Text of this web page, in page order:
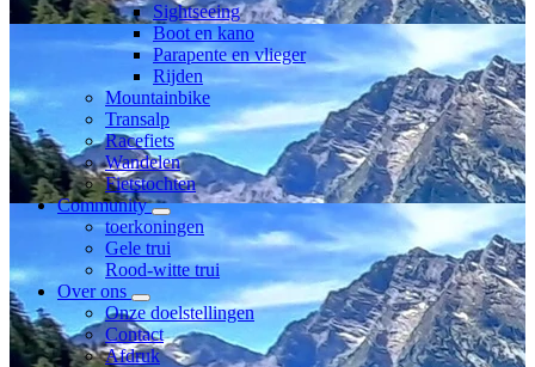
Sightseeing
Boot en kano
Parapente en vlieger
Rijden
Mountainbike
Transalp
Racefiets
Wandelen
Fietstochten
Community
toerkoningen
Gele trui
Rood-witte trui
Over ons
Onze doelstellingen
Contact
Afdruk